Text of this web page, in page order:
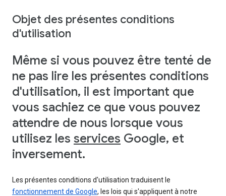
Objet des présentes conditions
d'utilisation
Même si vous pouvez être tenté de
ne pas lire les présentes conditions
d'utilisation, il est important que
vous sachiez ce que vous pouvez
attendre de nous lorsque vous
utilisez les services Google, et
inversement.
Les présentes conditions d'utilisation traduisent le
fonctionnement de Google, les lois qui s'appliquent à notre